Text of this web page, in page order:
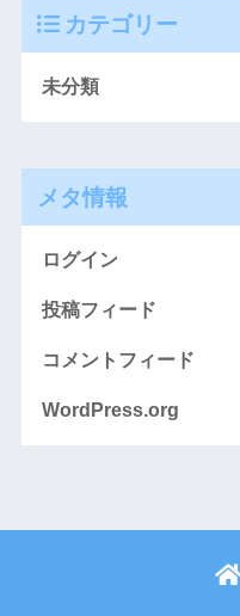
カテゴリー
未分類
メタ情報
ログイン
投稿フィード
コメントフィード
WordPress.org